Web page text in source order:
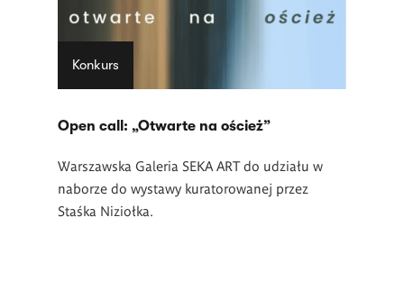
Konkurs
Open call: „Otwarte na oścież”
Warszawska Galeria SEKA ART do udziału w
naborze do wystawy kuratorowanej przez
Staśka Niziołka.